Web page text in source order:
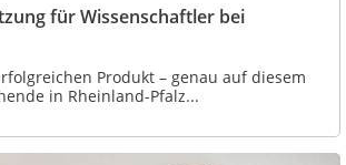
für Wissenschaftler bei
Produkt – genau auf diesem
in Rheinland-Pfalz...